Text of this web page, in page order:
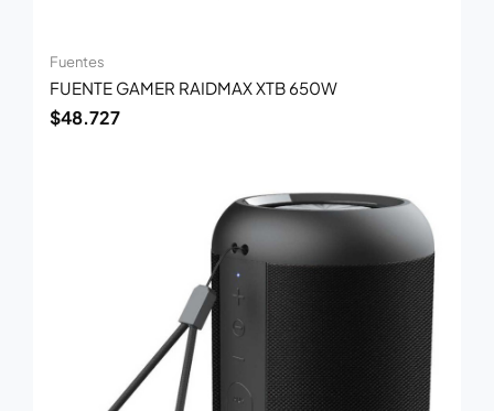
Fuentes
FUENTE GAMER RAIDMAX XTB 650W
$48.727